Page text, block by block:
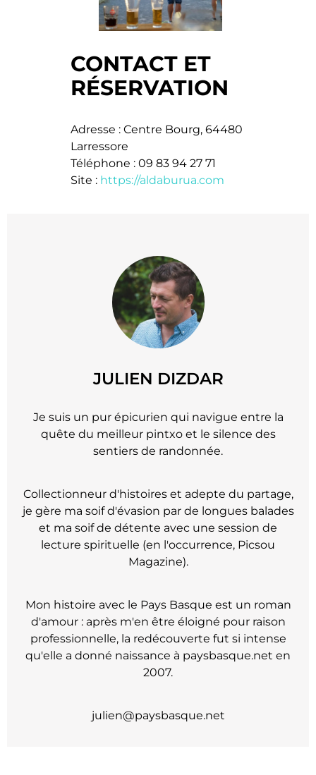
JULIEN DIZDAR
Je suis un pur épicurien qui navigue entre la
quête du meilleur pintxo et le silence des
sentiers de randonnée.
Collectionneur d'histoires et adepte du partage,
je gère ma soif d'évasion par de longues balades
et ma soif de détente avec une session de
lecture spirituelle (en l'occurrence, Picsou
Magazine).
Mon histoire avec le Pays Basque est un roman
d'amour : après m'en être éloigné pour raison
professionnelle, la redécouverte fut si intense
qu'elle a donné naissance à paysbasque.net en
2007.
julien@paysbasque.net
CONTACT ET
RÉSERVATION
Adresse : Centre Bourg, 64480
Larressore
Téléphone : 09 83 94 27 71
Site : https://aldaburua.com